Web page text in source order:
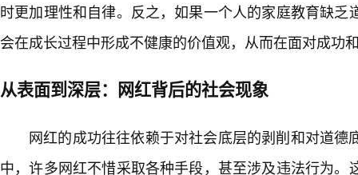
时更加理性和自律。反之，如果一个人的家庭教育缺乏
会在成长过程中形成不健康的价值观，从而在面对成功
从表面到深层：网红背后的社会现象
网红的成功往往依赖于对社会底层的剥削和对道德
中，许多网红不惜采取各种手段，甚至涉及违法行为。